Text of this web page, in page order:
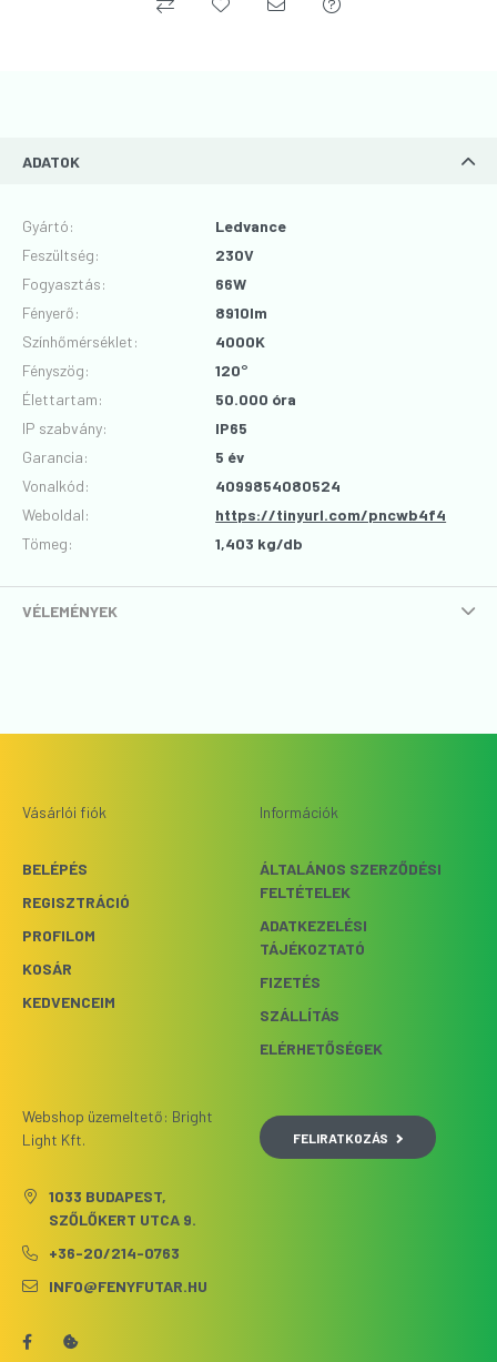
ADATOK
Gyártó:
Ledvance
Feszültség:
230V
Fogyasztás:
66W
Fényerő:
8910lm
Színhőmérséklet:
4000K
Fényszög:
120°
Élettartam:
50.000 óra
IP szabvány:
IP65
Garancia:
5 év
Vonalkód:
4099854080524
Weboldal:
https://tinyurl.com/pncwb4f4
Tömeg:
1,403 kg/db
VÉLEMÉNYEK
Vásárlói fiók
BELÉPÉS
REGISZTRÁCIÓ
PROFILOM
KOSÁR
KEDVENCEIM
Információk
ÁLTALÁNOS SZERZŐDÉSI
FELTÉTELEK
ADATKEZELÉSI
TÁJÉKOZTATÓ
FIZETÉS
SZÁLLÍTÁS
ELÉRHETŐSÉGEK
Webshop üzemeltető: Bright
Light Kft.
1033 BUDAPEST,
SZŐLŐKERT UTCA 9.
+36-20/214-0763
INFO@FENYFUTAR.HU
FELIRATKOZÁS